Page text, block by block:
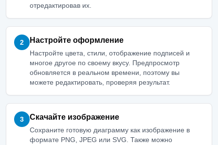
отредактировав их.
2 Настройте оформление
Настройте цвета, стили, отображение подписей и
многое другое по своему вкусу. Предпросмотр
обновляется в реальном времени, поэтому вы
можете редактировать, проверяя результат.
3 Скачайте изображение
Сохраните готовую диаграмму как изображение в
формате PNG, JPEG или SVG. Также можно